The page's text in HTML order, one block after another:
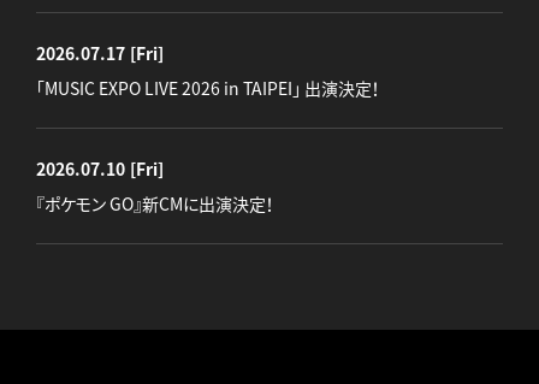
2026.07.17 [Fri]
「MUSIC EXPO LIVE 2026 in TAIPEI」 出演決定！
2026.07.10 [Fri]
『ポケモン GO』新CMに出演決定！